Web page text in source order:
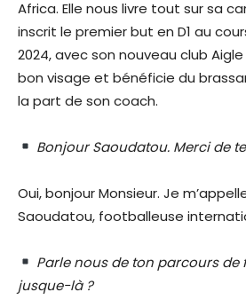
Africa. Elle nous livre tout sur sa
inscrit le premier but en D1 au
2024, avec son nouveau club
bon visage et bénéficie du
la part de son coach.
Bonjour Saoudatou. Merci de
Oui, bonjour Monsieur. Je
Saoudatou, footballeuse
Parle nous de ton parcours de
jusque-là ?